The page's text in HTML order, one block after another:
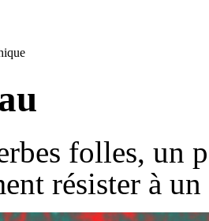
folles, un
résister à